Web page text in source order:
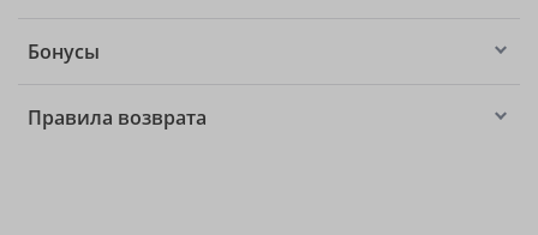
Бонусы
Правила возврата